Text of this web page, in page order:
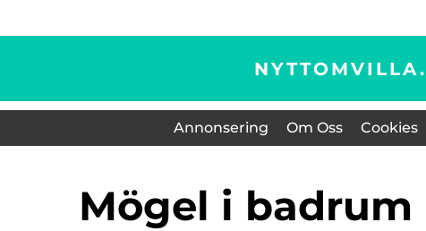
NYTTOMVILLA.
Annonsering Om Oss Cookies
mögel i badrum